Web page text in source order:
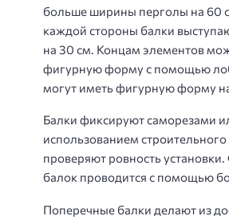
больше ширины перголы на 60
каждой стороны балки
на 30 см. Концам элементов
фигурную форму с помощью
могут иметь фигурную форму
Балки фиксируют саморезами
использованием
проверяют ровность
балок проводится с помощью
Поперечные балки делают из